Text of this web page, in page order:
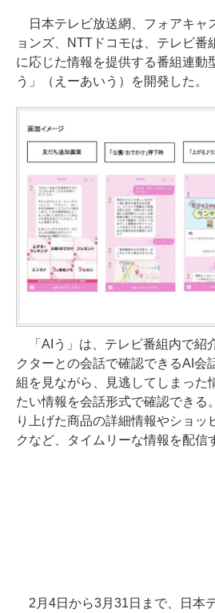
日本テレビ放送網、フォアキャ
ョンズ、NTTドコモは、テレビ番
に応じた情報を提供する番組連動
う」（えーあいう）を開発した。
「AIう」は、テレビ番組内で紹
クターとの会話で確認できるAI会
組を見ながら、見逃してしまった
たい情報を会話形式で確認できる
り上げた商品の詳細情報やショッ
クなど、タイムリーな情報を配信
2月4日から3月31日まで、日本